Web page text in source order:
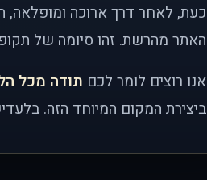
כעת, לאחר דרך ארוכה ומופלאה,
האתר מהרשת. זהו סיומה של
אנו רוצים לומר לכם תודה מכל
ביצירת המקום המיוחד הזה.